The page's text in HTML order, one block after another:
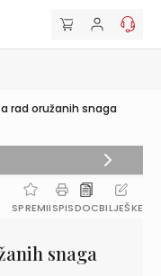
rad oružanih snaga
SPREMIISPISDOCBILJEŠKE
snaga